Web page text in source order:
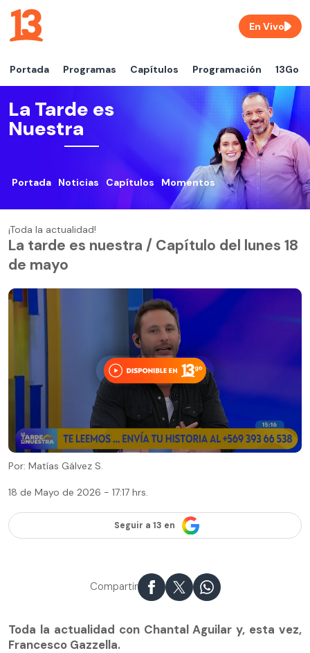
Portada Programas Capítulos Programación 13Go
En Vivo
La Tarde es
Nuestra
Portada Noticias Capítulos Momentos
¡Toda la actualidad!
La tarde es nuestra / Capítulo del lunes 18
de mayo
Por: Matías Gálvez S.
18 de Mayo de 2026 - 17:17 hrs.
Seguir a 13 en
Compartir
Toda la actualidad con Chantal Aguilar y, esta vez,
Francesco Gazzella.